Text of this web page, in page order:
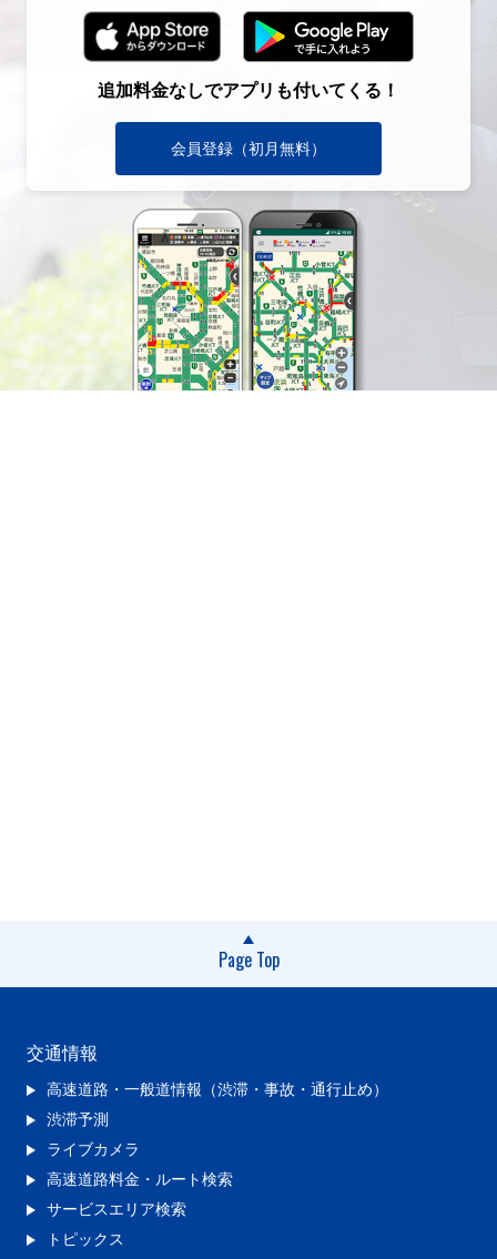
追加料金なしでアプリも付いてくる！
会員登録（初月無料）
Page Top
交通情報
高速道路・一般道情報（渋滞・事故・通行止め）
渋滞予測
ライブカメラ
高速道路料金・ルート検索
サービスエリア検索
トピックス